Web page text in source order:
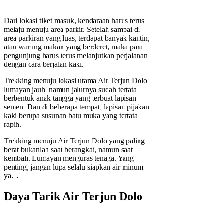
Dari lokasi tiket masuk, kendaraan harus terus
melaju menuju area parkir. Setelah sampai di
area parkiran yang luas, terdapat banyak kantin,
atau warung makan yang berderet, maka para
pengunjung harus terus melanjutkan perjalanan
dengan cara berjalan kaki.
Trekking menuju lokasi utama Air Terjun Dolo
lumayan jauh, namun jalurnya sudah tertata
berbentuk anak tangga yang terbuat lapisan
semen. Dan di beberapa tempat, lapisan pijakan
kaki berupa susunan batu muka yang tertata
rapih.
Trekking menuju Air Terjun Dolo yang paling
berat bukanlah saat berangkat, namun saat
kembali. Lumayan menguras tenaga. Yang
penting, jangan lupa selalu siapkan air minum
ya…
Daya Tarik Air Terjun Dolo